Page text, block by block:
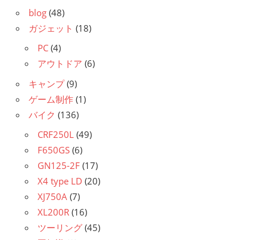
blog (48)
ガジェット (18)
PC (4)
アウトドア (6)
キャンプ(9)
ゲーム制作 (1)
バイク (136)
CRF250L (49)
F650GS (6)
GN125-2F (17)
X4 type LD (20)
XJ750A (7)
XL200R (16)
ツーリング (45)